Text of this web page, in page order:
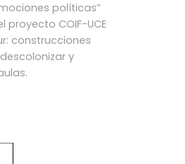
políticas”
proyecto COIF-UCE
construcciones
y